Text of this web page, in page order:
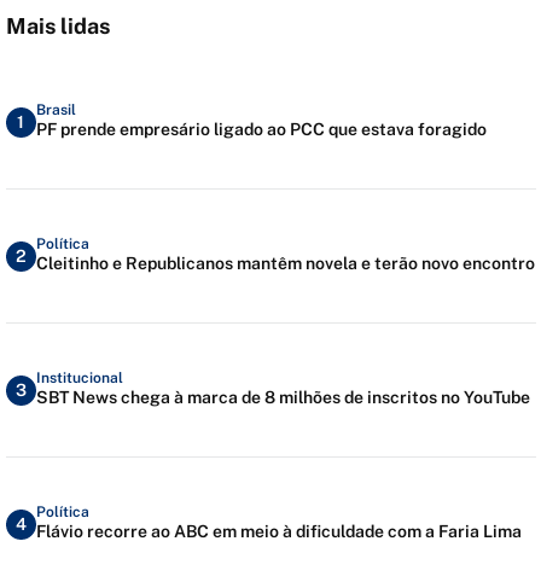
Mais lidas
1
Brasil
PF prende empresário ligado ao PCC que estava foragido
2
Política
Cleitinho e Republicanos mantêm novela e terão novo encontro
3
Institucional
SBT News chega à marca de 8 milhões de inscritos no YouTube
4
Política
Flávio recorre ao ABC em meio à dificuldade com a Faria Lima